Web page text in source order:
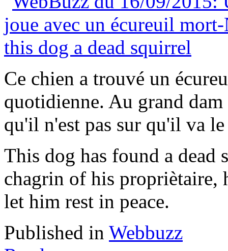
Ce chien a trouvé un
quotidienne. Au grand
qu'il n'est pas sur qu'il va
This dog has found a
chagrin of his propriètaire,
let him rest in peace.
Published in Webbuzz